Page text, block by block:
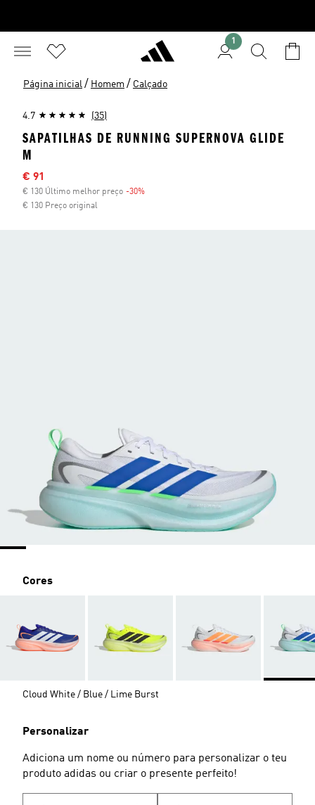
1
Página inicial / Homem / Calçado
4.7 (35)
SAPATILHAS DE RUNNING SUPERNOVA GLIDE
M
Preço com desconto
€ 91
€ 130 Último melhor preço -30%
€ 130 Preço original
Cores
Cloud White / Blue / Lime Burst
Personalizar
Adiciona um nome ou número para personalizar o teu
produto adidas ou criar o presente perfeito!